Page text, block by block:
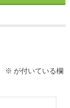
※ が付いている欄